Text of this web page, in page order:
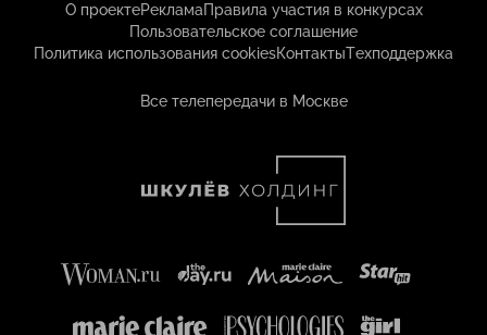
О проектеРекламаПравила участия в конкурсах
Пользовательское соглашение
Политика использования cookiesКонтактыТехподдержка
Все телепередачи в Москве